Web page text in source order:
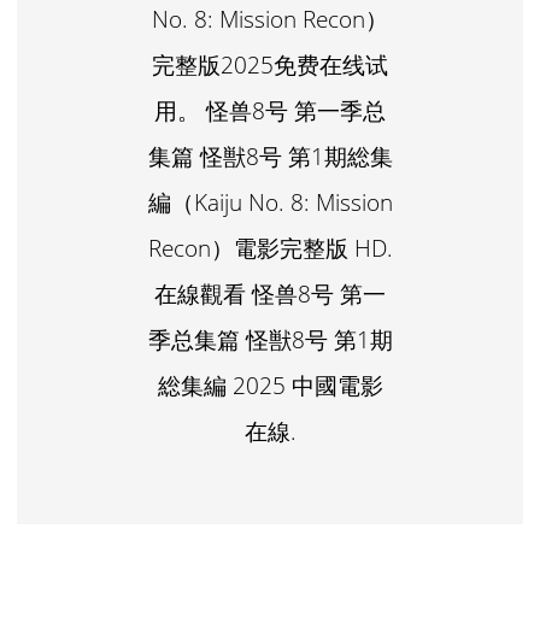
No. 8: Mission Recon）
完整版2025免费在线试
用。 怪兽8号 第一季总
集篇 怪獣8号 第1期総集
編（Kaiju No. 8: Mission
Recon）電影完整版 HD.
在線觀看 怪兽8号 第一
季总集篇 怪獣8号 第1期
総集編 2025 中國電影
在線.